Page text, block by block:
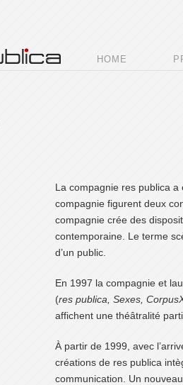
– HOME
La compagnie res publica
compagnie figurent deux
compagnie crée des
contemporaine. Le terme
d’un public.
En 1997 la compagnie et
(res publica, Sexes,
affichent une théâtralité
À partir de 1999, avec
créations de res publica
communication. Un